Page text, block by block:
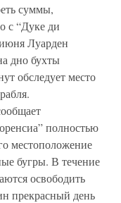
суммы,
с “Дуке ди
Луарден
дно бухты
обследует место
полностью
местоположение
бугры. В течение
освободить
прекрасный день